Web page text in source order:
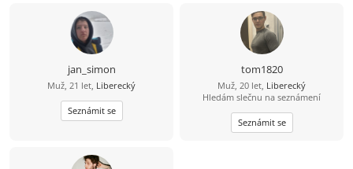
spoutat a dělat si, co chci. Moc rád
amatérsky masíruju škrábu a
šimrám. Mám rád fantasy (hry i
filmy), anime a rockovou hudnu.
jan_simon
Muž, 21 let, Liberecký
Seznámit se
tom1820
Muž, 20 let, Liberecký
Hledám slečnu na seznámení
Seznámit se